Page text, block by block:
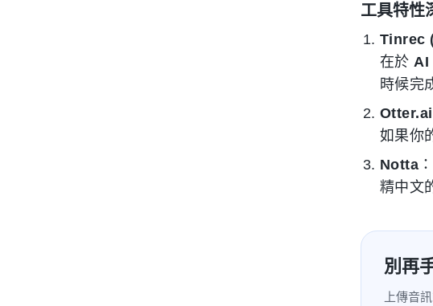
工具特性
Tinrec
在於AI
時候完
Otter.ai
如果你
Notta
精中文
別再
上傳音